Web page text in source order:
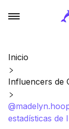
Inicio
Influencers de
estadísticas de